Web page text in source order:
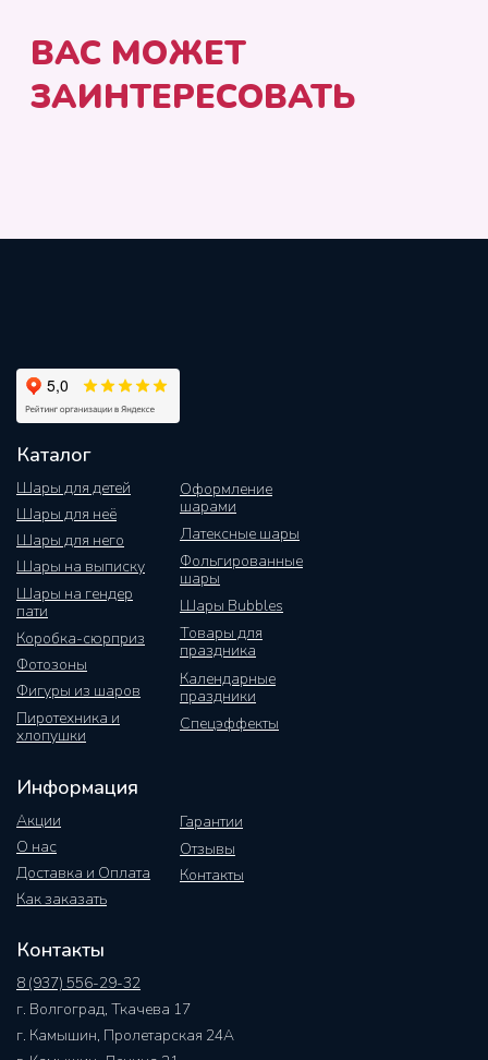
Каталог
Шары для детей
Шары для неё
Шары на выписку
Шары на гендер
пати
Коробка-сюрприз
Фотозоны
Оформление
шарами
Фигуры из шаров
Латексные шары
Фольгированные
шары
Шары Bubbles
Шары для него
Товары для
праздника
Календарные
праздники
Пиротехника и
хлопушки
Спецэффекты
Информация
Акции
О нас
Как заказать
Гарантии
Отзывы
Контакты
Доставка и Оплата
Контакты
8 (937) 556-29-32
г. Волгоград, Ткачева 17
г. Камышин, Пролетарская 24А